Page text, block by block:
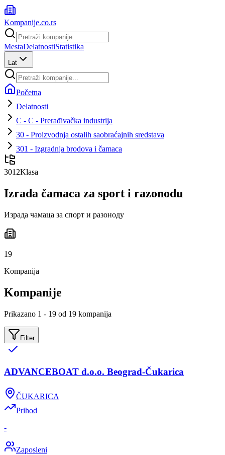
Kompanije.co.rs
MestaDelatnostiStatistika
Lat
Početna
Delatnosti
C - C - Prerađivačka industrija
30 - Proizvodnja ostalih saobraćajnih sredstava
301 - Izgradnja brodova i čamaca
3012Klasa
Izrada čamaca za sport i razonodu
Израда чамаца за спорт и разоноду
19
Kompanija
Kompanije
Prikazano 1 - 19 od 19 kompanija
Filter
ADVANCEBOAT d.o.o. Beograd-Čukarica
ČUKARICA
Prihod
-
Zaposleni